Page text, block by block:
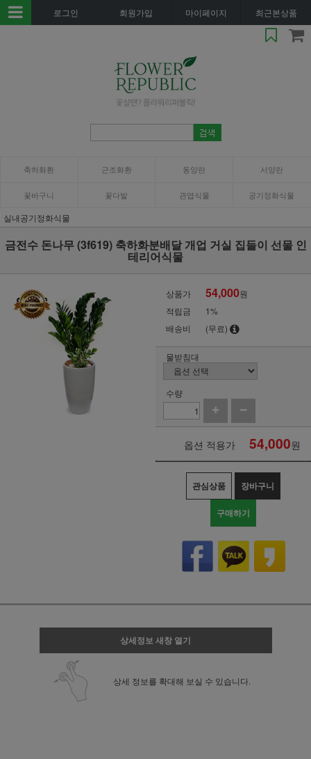
로그인 회원가입 마이페이지 최근본상품
축하화환 근조화환 동양란 서양란
꽃바구니 꽃다발 관엽식물 공기정화식물
실내공기정화식물
금전수 돈나무 (3f619) 축하화분배달 개업 거실 집들이 선물 인
테리어식물
상품가 54,000원
적립금
1%
배송비
(무료)
물받침대
수량
옵션 적용가 54,000원
관심상품 장바구니
구매하기
상세정보 새창 열기
상세 정보를 확대해 보실 수 있습니다.